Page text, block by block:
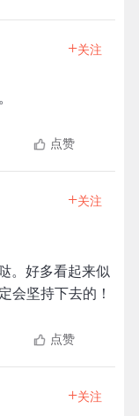
+关注
点赞
+关注
。好多看起来似
会坚持下去的！
点赞
+关注